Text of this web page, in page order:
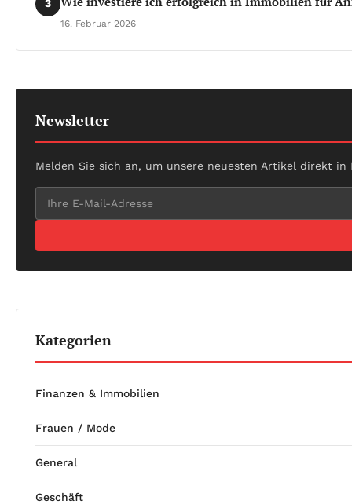
3
16. Februar 2026
Newsletter
Melden Sie sich an, um unsere neuesten Artikel direkt
Kategorien
Finanzen & Immobilien
Frauen / Mode
General
Geschäft